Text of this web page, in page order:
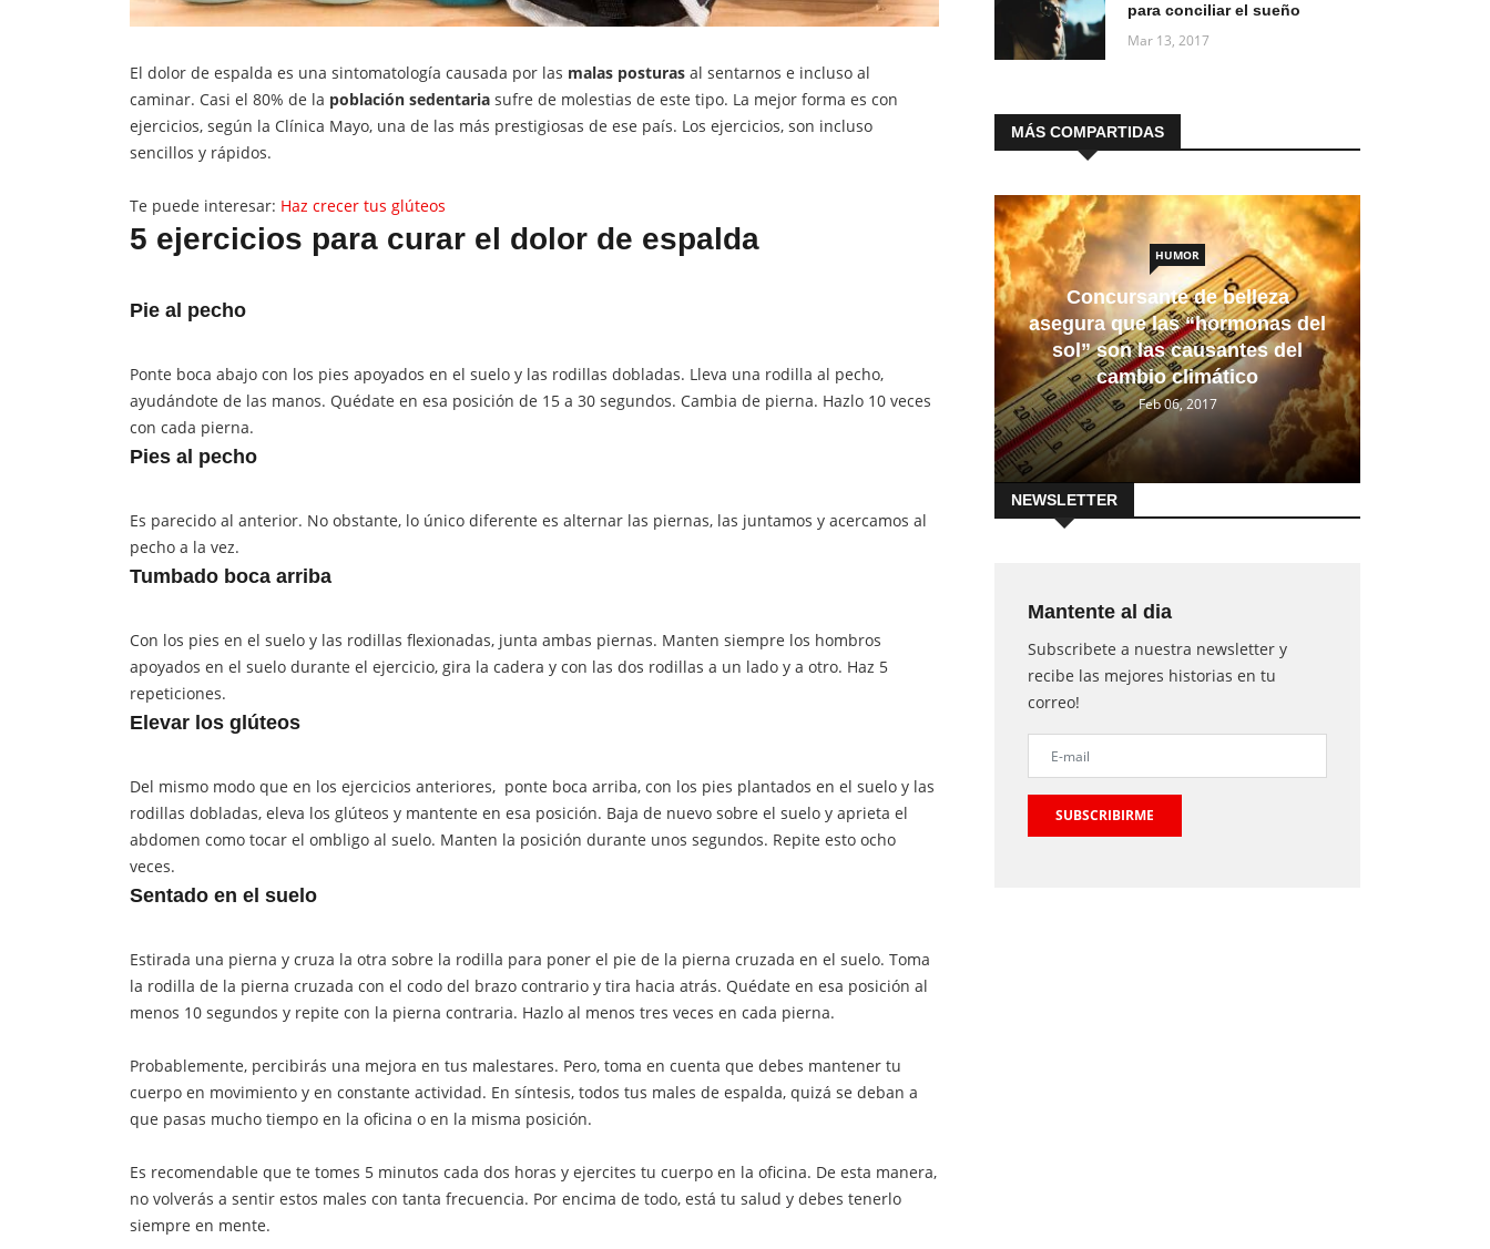
El dolor de espalda es una sintomatología causada por las malas posturas al sentarnos e incluso al
caminar. Casi el 80% de la población sedentaria sufre de molestias de este tipo. La mejor forma es con
ejercicios, según la Clínica Mayo, una de las más prestigiosas de ese país. Los ejercicios, son incluso
sencillos y rápidos.
Te puede interesar: Haz crecer tus glúteos
5 ejercicios para curar el dolor de espalda
Pie al pecho
Ponte boca abajo con los pies apoyados en el suelo y las rodillas dobladas. Lleva una rodilla al pecho,
ayudándote de las manos. Quédate en esa posición de 15 a 30 segundos. Cambia de pierna. Hazlo 10 veces
con cada pierna.
Pies al pecho
Es parecido al anterior. No obstante, lo único diferente es alternar las piernas, las juntamos y acercamos al
pecho a la vez.
Tumbado boca arriba
Con los pies en el suelo y las rodillas flexionadas, junta ambas piernas. Manten siempre los hombros
apoyados en el suelo durante el ejercicio, gira la cadera y con las dos rodillas a un lado y a otro. Haz 5
repeticiones.
Elevar los glúteos
Del mismo modo que en los ejercicios anteriores, ponte boca arriba, con los pies plantados en el suelo y las
rodillas dobladas, eleva los glúteos y mantente en esa posición. Baja de nuevo sobre el suelo y aprieta el
abdomen como tocar el ombligo al suelo. Manten la posición durante unos segundos. Repite esto ocho
veces.
Sentado en el suelo
Estirada una pierna y cruza la otra sobre la rodilla para poner el pie de la pierna cruzada en el suelo. Toma
la rodilla de la pierna cruzada con el codo del brazo contrario y tira hacia atrás. Quédate en esa posición al
menos 10 segundos y repite con la pierna contraria. Hazlo al menos tres veces en cada pierna.
Probablemente, percibirás una mejora en tus malestares. Pero, toma en cuenta que debes mantener tu
cuerpo en movimiento y en constante actividad. En síntesis, todos tus males de espalda, quizá se deban a
que pasas mucho tiempo en la oficina o en la misma posición.
Es recomendable que te tomes 5 minutos cada dos horas y ejercites tu cuerpo en la oficina. De esta manera,
no volverás a sentir estos males con tanta frecuencia. Por encima de todo, está tu salud y debes tenerlo
siempre en mente.
para conciliar el sueño
Mar 13, 2017
MÁS COMPARTIDAS
HUMOR
Concursante de belleza
asegura que las “hormonas del
sol” son las causantes del
cambio climático
Feb 06, 2017
NEWSLETTER
Mantente al dia
Subscribete a nuestra newsletter y
recibe las mejores historias en tu
correo!
SUBSCRIBIRME